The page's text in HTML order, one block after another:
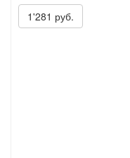
1'281 руб.